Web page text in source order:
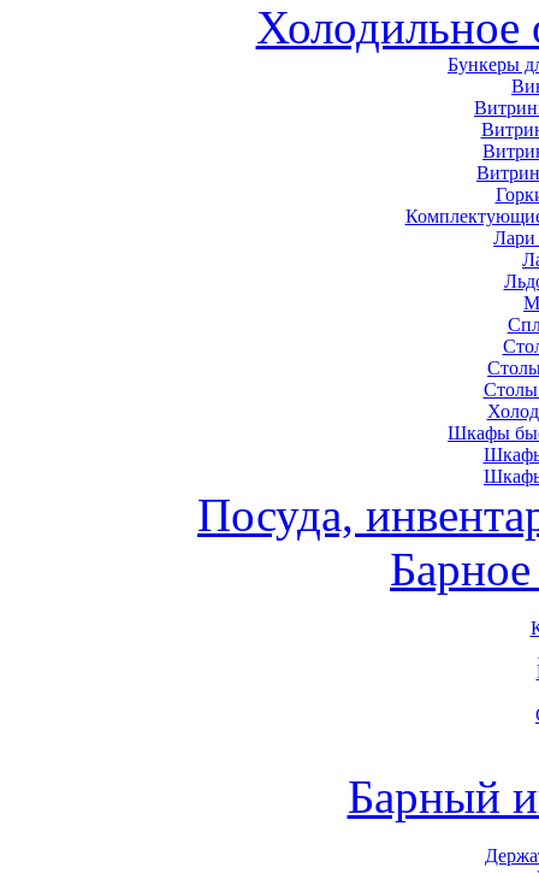
Холодильное
Бункеры
Лари
Шкафы
Посуда,
Барный